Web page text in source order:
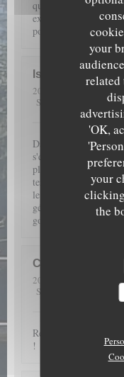
your
'OK,
your
the
qualité (encornets
exemple). Service
pomme de pin à la
Isabelle
2026-07-12
- 19:30 -
Service
Dans un superbe
s'éveillent grâce aux
plats fins et légers. De
textures douces au
le plus grand plaisir
génépi,
gourmand.
Cyrielle
2026-07-09
- 12:15 -
Service
Restaurant très
!